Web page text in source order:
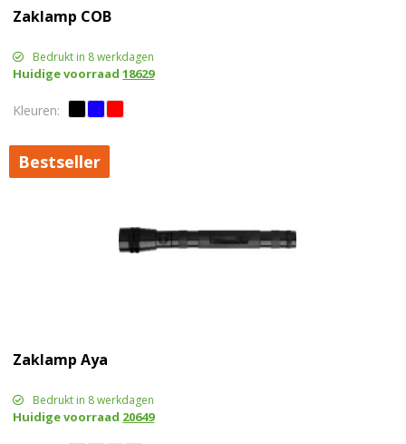
Zaklamp COB
Bedrukt in 8 werkdagen
Huidige voorraad18629
Bestseller
Zaklamp Aya
Bedrukt in 8 werkdagen
Huidige voorraad 20649